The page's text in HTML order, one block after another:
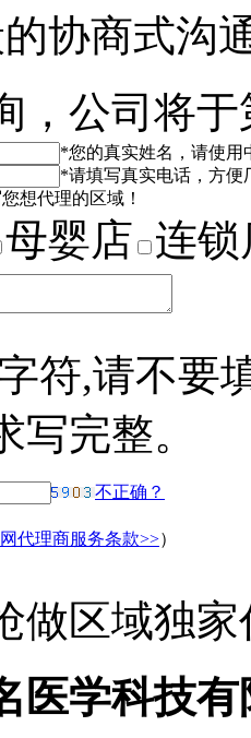
协商式沟
，公司将
*您的真实姓名，请使用
*请填写真实电话，方便
想代理的区域！
母婴店 连锁
符,请不要
完整。
不正确？
代理商服务条款>>）
做区域独
医学科技有